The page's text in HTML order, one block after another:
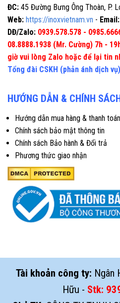
ĐC: 45 Đường Bưng Ông Thoàn, P.
Web: https://inoxvietnam.vn - Email:
DĐ/Zalo: 0939.578.578 -
08.8888.1938 (Mr. Cường) 7h -
giờ vui lòng Zalo hoặc để lại tin
Tổng đài CSKH (phản ánh dịch
HƯỚNG DẪN & CHÍNH
Hướng dẫn mua hàng & thanh toán
Chính sách bảo mật thông tin
Chính sách Bảo hành & Đổi trả
Phương thức giao nhận
Tài khoản công ty: Ngân
Hữu - Stk: